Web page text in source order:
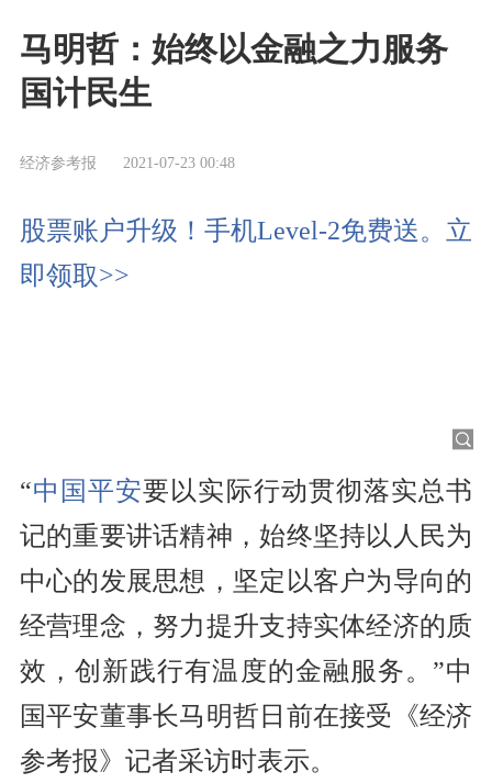
马明哲：始终以金融之力服务
国计民生
经济参考报 2021-07-23 00:48
股票账户升级！手机Level-2免费送。立
即领取>>
“中国平安要以实际行动贯彻落实总书
记的重要讲话精神，始终坚持以人民为
中心的发展思想，坚定以客户为导向的
经营理念，努力提升支持实体经济的质
效，创新践行有温度的金融服务。”中
国平安董事长马明哲日前在接受《经济
参考报》记者采访时表示。